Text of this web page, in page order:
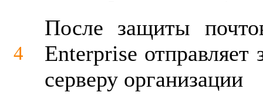
4
После защиты
Enterprise
серверу организации